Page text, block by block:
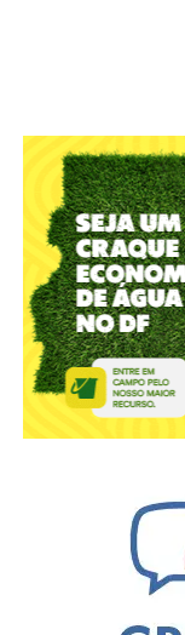
atendimentos. O
e não há limite de